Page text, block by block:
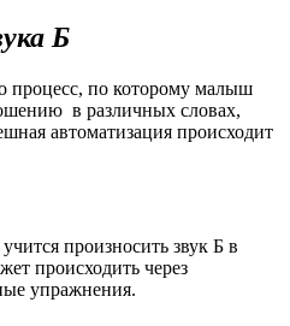
Б
процесс, по которому малыш
в различных словах,
автоматизация происходит
произносить звук Б в
происходить через
упражнения.